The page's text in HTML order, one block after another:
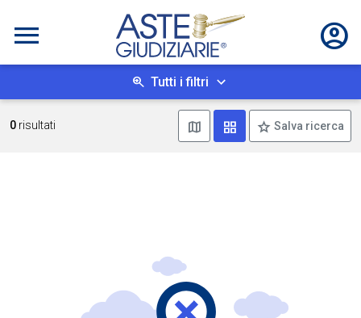
Tutti i filtri
0 risultati Mostra mappaMostra come box
Salva ricerca